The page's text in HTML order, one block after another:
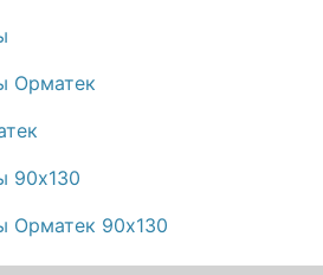
Орматек
90х130
Орматек 90х130